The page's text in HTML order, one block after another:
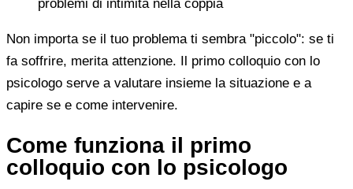
problemi di intimità nella coppia
Non importa se il tuo problema ti sembra "piccolo": se ti
fa soffrire, merita attenzione. Il primo colloquio con lo
psicologo serve a valutare insieme la situazione e a
capire se e come intervenire.
Come funziona il primo
colloquio con lo psicologo